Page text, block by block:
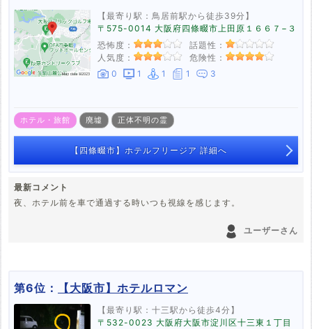
【最寄り駅：鳥居前駅から徒歩39分】
〒575-0014 大阪府四條畷市上田原１６６７−３
恐怖度：
話題性：
人気度：
危険性：
0
1 1 1 3
ホテル・旅館 廃墟 正体不明の霊
【四條畷市】ホテルフリージア 詳細へ
最新コメント
夜、ホテル前を車で通過する時いつも視線を感じます。
ユーザーさん
第6位： 【大阪市】ホテルロマン
【最寄り駅：十三駅から徒歩4分】
〒532-0023 大阪府大阪市淀川区十三東１丁目